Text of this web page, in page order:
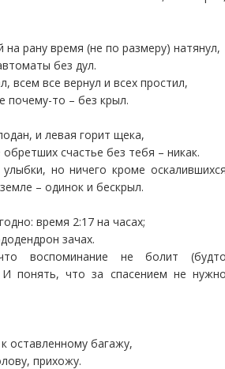
рану время (не по размеру) натянул,
без дул.
всем все вернул и всех простил,
почему-то – без крыл.
и левая горит щека,
счастье без тебя – никак.
но ничего кроме
– одинок и бескрыл.
время 2:17 на часах;
зачах.
воспоминание не болит
понять, что за спасением не
оставленному багажу,
прихожу.